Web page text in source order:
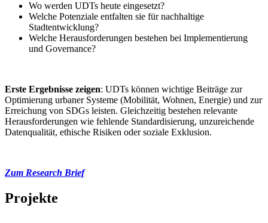
Wo werden UDTs heute eingesetzt?
Welche Potenziale entfalten sie für nachhaltige
Stadtentwicklung?
Welche Herausforderungen bestehen bei Implementierung
und Governance?
Erste Ergebnisse zeigen: UDTs können wichtige Beiträge zur
Optimierung urbaner Systeme (Mobilität, Wohnen, Energie) und zur
Erreichung von SDGs leisten. Gleichzeitig bestehen relevante
Herausforderungen wie fehlende Standardisierung, unzureichende
Datenqualität, ethische Risiken oder soziale Exklusion.
Zum Research Brief
Projekte